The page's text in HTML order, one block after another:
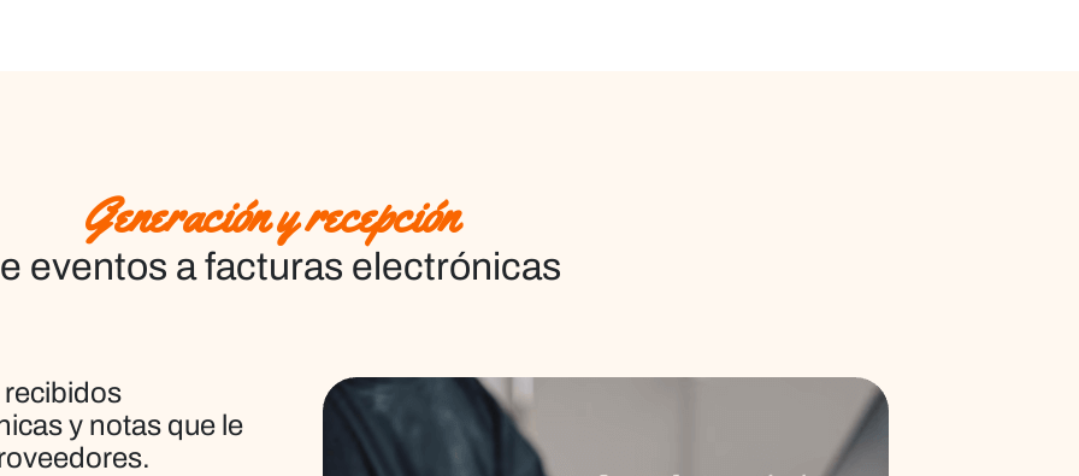
Generación y recepción
eventos a facturas electrónicas
recibidos
y notas que le